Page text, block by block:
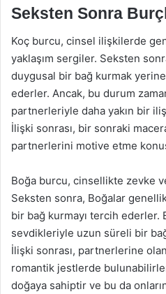
Seksten Sonra
Koç burcu, cinsel ilişkilerde
yaklaşım sergiler. Seksten
duygusal bir bağ kurmak yerine
ederler. Ancak, bu durum
partnerleriyle daha yakın bir
İlişki sonrası, bir sonraki
partnerlerini motive etme
Boğa burcu, cinsellikte zevke
Seksten sonra, Boğalar
bir bağ kurmayı tercih ederler.
sevdikleriyle uzun süreli bir
İlişki sonrası, partnerlerine olan
romantik jestlerde
doğaya sahiptir ve bu da